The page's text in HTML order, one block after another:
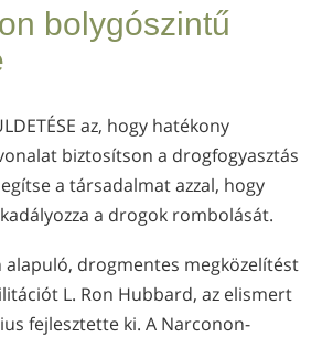
Nederlands
Português
orosz
svéd
arab
nepáli
bolygószintű
az, hogy hatékony
biztosítson a drogfogyasztás
a társadalmat azzal, hogy
a drogok rombolását.
alapuló, drogmentes megközelítést
L. Ron Hubbard, az elismert
fejlesztette ki. A Narconon-